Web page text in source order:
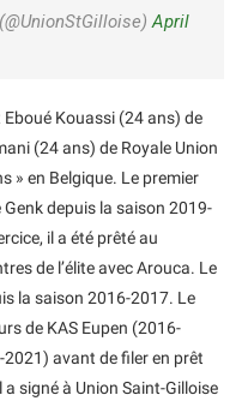
April
Kouassi (24 ans) de
(24 ans) de Royale Union
» en Belgique. Le premier
depuis la saison 2019-
il a été prêté au
de l’élite avec Arouca. Le
la saison 2016-2017. Le
de KAS Eupen (2016-
avant de filer en prêt
signé à Union Saint-Gilloise